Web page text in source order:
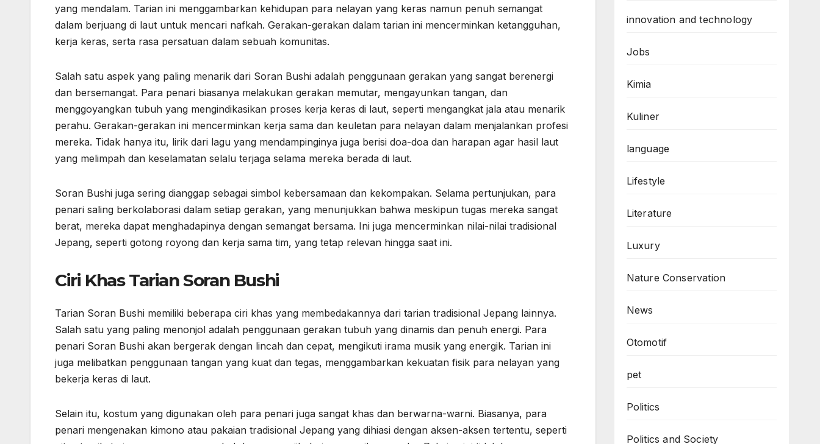
yang mendalam. Tarian ini menggambarkan kehidupan para nelayan yang keras namun penuh semangat
dalam berjuang di laut untuk mencari nafkah. Gerakan-gerakan dalam tarian ini mencerminkan ketangguhan,
kerja keras, serta rasa persatuan dalam sebuah komunitas.
Salah satu aspek yang paling menarik dari Soran Bushi adalah penggunaan gerakan yang sangat berenergi
dan bersemangat. Para penari biasanya melakukan gerakan memutar, mengayunkan tangan, dan
menggoyangkan tubuh yang mengindikasikan proses kerja keras di laut, seperti mengangkat jala atau menarik
perahu. Gerakan-gerakan ini mencerminkan kerja sama dan keuletan para nelayan dalam menjalankan profesi
mereka. Tidak hanya itu, lirik dari lagu yang mendampinginya juga berisi doa-doa dan harapan agar hasil laut
yang melimpah dan keselamatan selalu terjaga selama mereka berada di laut.
Soran Bushi juga sering dianggap sebagai simbol kebersamaan dan kekompakan. Selama pertunjukan, para
penari saling berkolaborasi dalam setiap gerakan, yang menunjukkan bahwa meskipun tugas mereka sangat
berat, mereka dapat menghadapinya dengan semangat bersama. Ini juga mencerminkan nilai-nilai tradisional
Jepang, seperti gotong royong dan kerja sama tim, yang tetap relevan hingga saat ini.
Ciri Khas Tarian Soran Bushi
Tarian Soran Bushi memiliki beberapa ciri khas yang membedakannya dari tarian tradisional Jepang lainnya.
Salah satu yang paling menonjol adalah penggunaan gerakan tubuh yang dinamis dan penuh energi. Para
penari Soran Bushi akan bergerak dengan lincah dan cepat, mengikuti irama musik yang energik. Tarian ini
juga melibatkan penggunaan tangan yang kuat dan tegas, menggambarkan kekuatan fisik para nelayan yang
bekerja keras di laut.
Selain itu, kostum yang digunakan oleh para penari juga sangat khas dan berwarna-warni. Biasanya, para
penari mengenakan kimono atau pakaian tradisional Jepang yang dihiasi dengan aksen-aksen tertentu, seperti
innovation and technology
Jobs
Kimia
Kuliner
language
Lifestyle
Literature
Luxury
Nature Conservation
News
Otomotif
pet
Politics
Politics and Society